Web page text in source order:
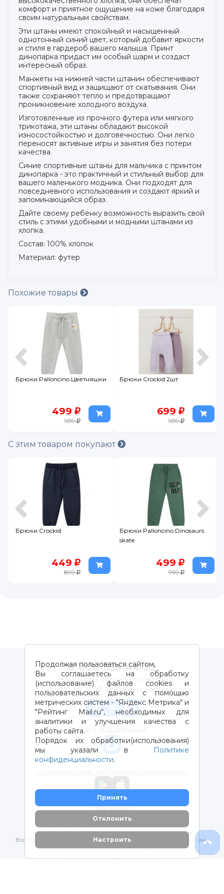
комфорт и приятное ощущение на коже благодаря
своим натуральным свойствам.
Эти штаны имеют спокойный и насыщенный
однотонный синий цвет, который добавит яркости
и стиля в гардероб вашего малыша. Принт
динопарка придаст им особый шарм и создаст
интересный образ.
Манжеты на нижней части штанин обеспечивают
спортивный вид и защищают от скатывания. Они
также сохраняют тепло и предотвращают
проникновение холодного воздуха.
Изготовленные из прочного футера или мягкого
трикотажа, эти штаны обладают высокой
износостойкостью и долговечностью. Они легко
переносят активные игры и занятия без потери
качества.
Синие спортивные штаны для мальчика с принтом
динопарка - это практичный и стильный выбор для
вашего маленького модника. Они подходят для
повседневного использования и создают яркий и
запоминающийся образ.
Дайте своему ребенку возможность выразить свой
стиль с этими удобными и модными штанами из
хлопка.
Состав: 100% хлопок
Материал: футер
Похожие товары
Брюки Palloncino Цветняшки
499
999
Брюки Crockid 2шт
699
999
С этим товаром покупают
Брюки Crockid
449
899
Брюки Palloncino Dinosaurs
skate
499
999
Продолжая пользоваться сайтом,
Вы соглашаетесь на обработку
(использование) файлов cookies и
пользовательских данных с помощью
метрических систем - "Яндекс Метрика" и
"Рейтинг Mail.ru“, необходимых для
аналитики и улучшения качества с
работы сайта.
Порядок их обработки(использования)
мы указали в
Политике
конфиденциальности.
Принять
Отклонить
Настроить
8-800-333-44-22
Звонок по России бесплатный
с 9:00 до 21:00 (время московское)
Чат с поддержкой
Магазины
2012-2026 © ООО "ВОТОНЯ". Детские товары с доставкой
Все права защищены. Любое использование материалов возможно
только с письменного разрешения владельцев сайта.
Политика конфиденциальности